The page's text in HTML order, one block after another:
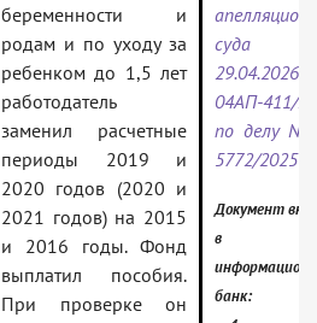
беременности и
родам и по уходу за
ребенком до 1,5 лет
работодатель
заменил расчетные
периоды 2019 и
2020 годов (2020 и
2021 годов) на 2015
и 2016 годы. Фонд
выплатил пособия.
При проверке он
суда
04АП-411/
по делу N
5772/2025
Документ
в
банк: